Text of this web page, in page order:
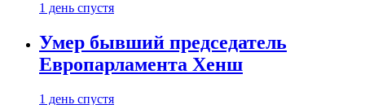
1 день спустя
Умер бывший председатель
Европарламента Хенш
1 день спустя